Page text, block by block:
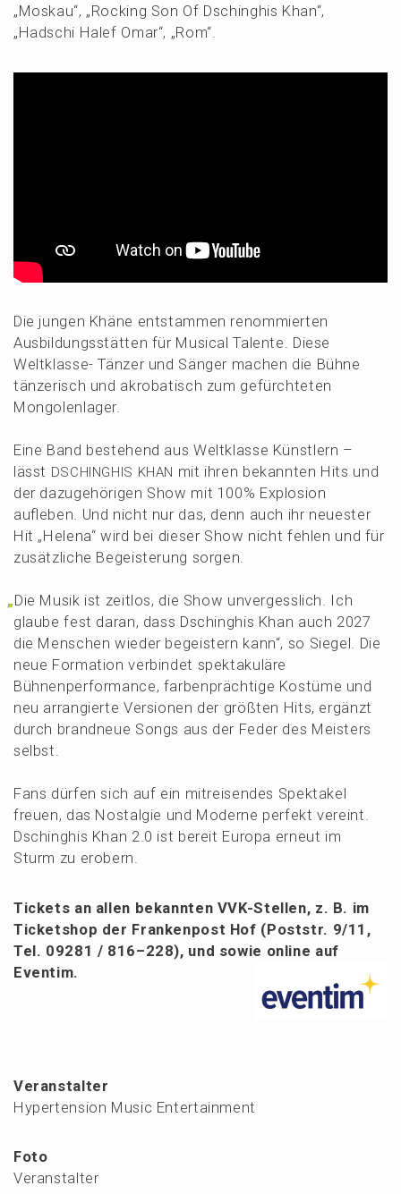
„Moskau“, „Rocking Son Of Dschinghis Khan“,
„Hadschi Halef Omar“, „Rom“.
Die jungen Khäne entstam­men renom­mier­ten
Ausbil­dungs­stät­ten für Musical Talen­te. Diese
Weltklas­se- Tänzer und Sänger machen die Bühne
tänze­risch und akroba­tisch zum gefürch­te­ten
Mongolenlager.
Eine Band bestehend aus Weltklas­se Künst­lern –
lässt DSCHINGHIS KHAN mit ihren bekann­ten Hits und
der dazuge­hö­ri­gen Show mit 100% Explo­si­on
aufle­ben. Und nicht nur das, denn auch ihr neues­ter
Hit „Helena“ wird bei dieser Show nicht fehlen und für
zusätz­li­che Begeis­te­rung sorgen.
„ Die Musik ist zeitlos, die Show unver­gess­lich. Ich
glaube fest daran, dass Dschinghis Khan auch 2027
die Menschen wieder begeis­tern kann“, so Siegel. Die
neue Forma­ti­on verbin­det spekta­ku­lä­re
Bühnen­per­for­mance, farben­präch­ti­ge Kostü­me und
neu arran­gier­te Versio­nen der größten Hits, ergänzt
durch brand­neue Songs aus der Feder des Meisters
selbst.
Fans dürfen sich auf ein mitrei­sen­des Spekta­kel
freuen, das Nostal­gie und Moder­ne perfekt vereint.
Dschinghis Khan 2.0 ist bereit Europa erneut im
Sturm zu erobern.
Tickets an allen bekann­ten VVK-Stellen, z. B. im
Ticket­shop der Franken­post Hof (Poststr. 9/11,
Tel. 09281 / 816–228), und sowie online auf
Eventim.
Veranstalter
Hypertension Music Entertainment
Foto
Veranstalter